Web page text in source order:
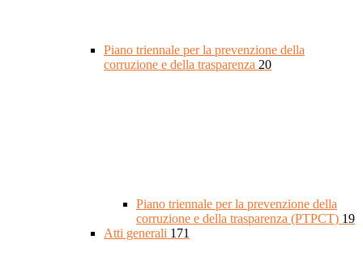
Piano triennale per la prevenzione della
corruzione e della trasparenza 20
Piano triennale per la prevenzione della
corruzione e della trasparenza (PTPCT) 19
Atti generali 171